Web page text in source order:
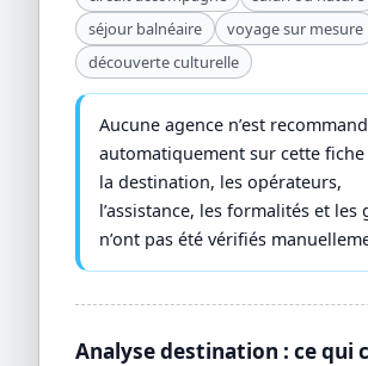
séjour balnéaire
voyage sur mesure
découverte culturelle
Aucune agence n’est
automatiquement sur cette
la destination, les opérateurs,
l’assistance, les formalités et les
n’ont pas été vérifiés
Analyse destination : ce qui